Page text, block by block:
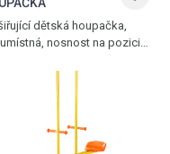
dětská houpačka,
nosnost na pozici